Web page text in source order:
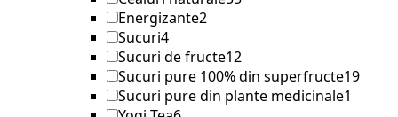
Energizante2
Sucuri4
Sucuri de fructe12
Sucuri pure 100% din superfructe19
Sucuri pure din plante medicinale1